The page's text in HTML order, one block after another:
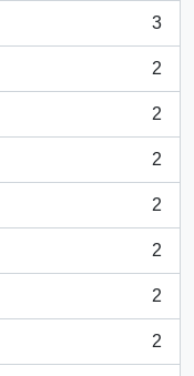
3
2
2
2
2
2
2
2